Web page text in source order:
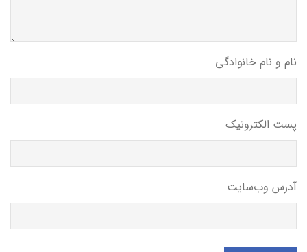
نام و نام خانوادگی
پست الکترونیک
آدرس وب‌سایت